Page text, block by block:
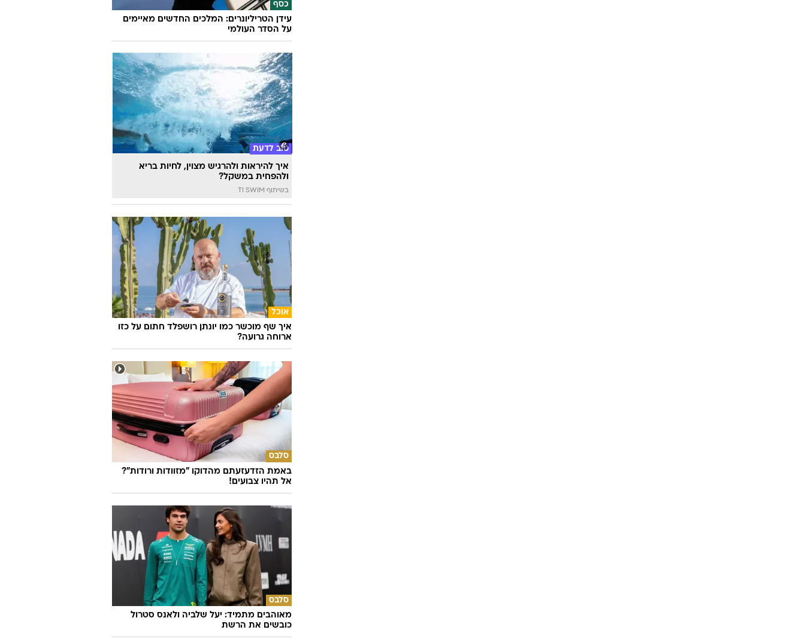
כסף
עידן הטריליונרים: המלכים החדשים מאיימים
על הסדר העולמי
טוב לדעת
איך להיראות ולהרגיש מצוין, לחיות בריא
ולהפחית במשקל?
בשיתוף TI SWIM
אוכל
איך שף מוכשר כמו יונתן רושפלד חתום על כזו
ארוחה גרועה?
סלבס
באמת הזדעזעתם מהדוקו "מזוודות ורודות"?
אל תהיו צבועים!
סלבס
מאוהבים מתמיד: יעל שלביה ולאנס סטרול
כובשים את הרשת